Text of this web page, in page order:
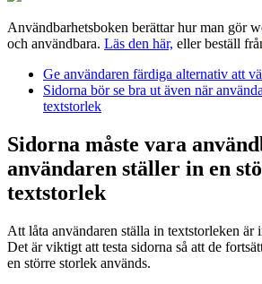
Användbarhetsboken berättar hur man gör
och användbara. Läs den här, eller beställ
Ge användaren färdiga alternativ att
Sidorna bör se bra ut även när
textstorlek
Sidorna måste vara
användaren ställer in en
textstorlek
Att låta användaren ställa in textstorleken är
Det är viktigt att testa sidorna så att de
en större storlek används.